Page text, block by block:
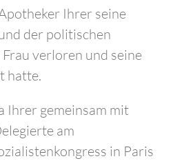
Ihrer seine
der politischen
verloren und seine
hatte.
Ihrer gemeinsam mit
am
in Paris